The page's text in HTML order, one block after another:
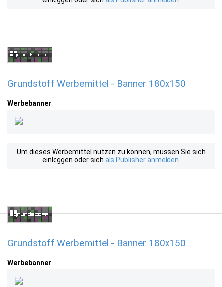
Grundstoff Werbemittel - Banner 180x150
Werbebanner
Um dieses Werbemittel nutzen zu können, müssen Sie sich
einloggen oder sich als Publisher anmelden
Grundstoff Werbemittel - Banner 180x150
Werbebanner